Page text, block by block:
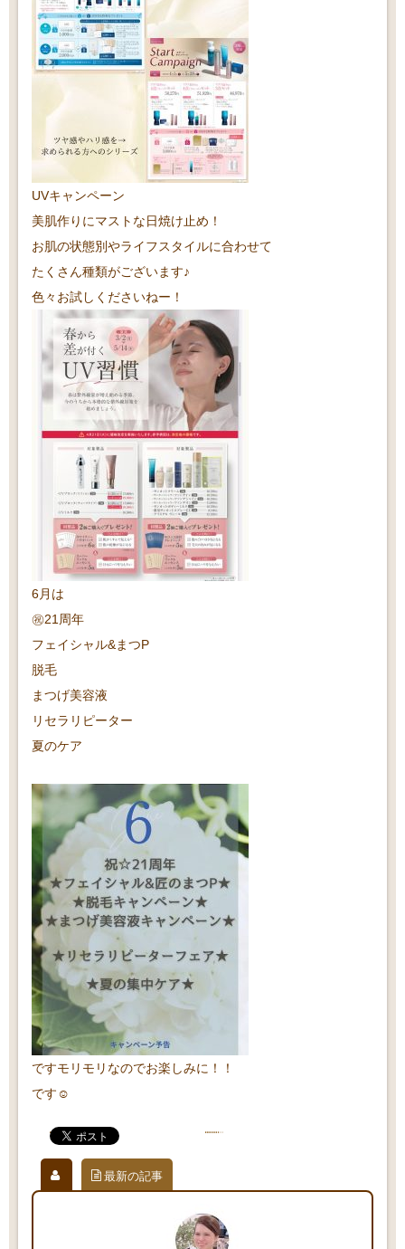
UVキャンペーン
美肌作りにマストな日焼け止め！
お肌の状態別やライフスタイルに合わせて
たくさん種類がございます♪
色々お試しくださいねー！
6月は
㊗️21周年
フェイシャル&まつP
脱毛
まつげ美容液
リセラリピーター
夏のケア
ですモリモリなのでお楽しみに！！
です☺️
最新の記事